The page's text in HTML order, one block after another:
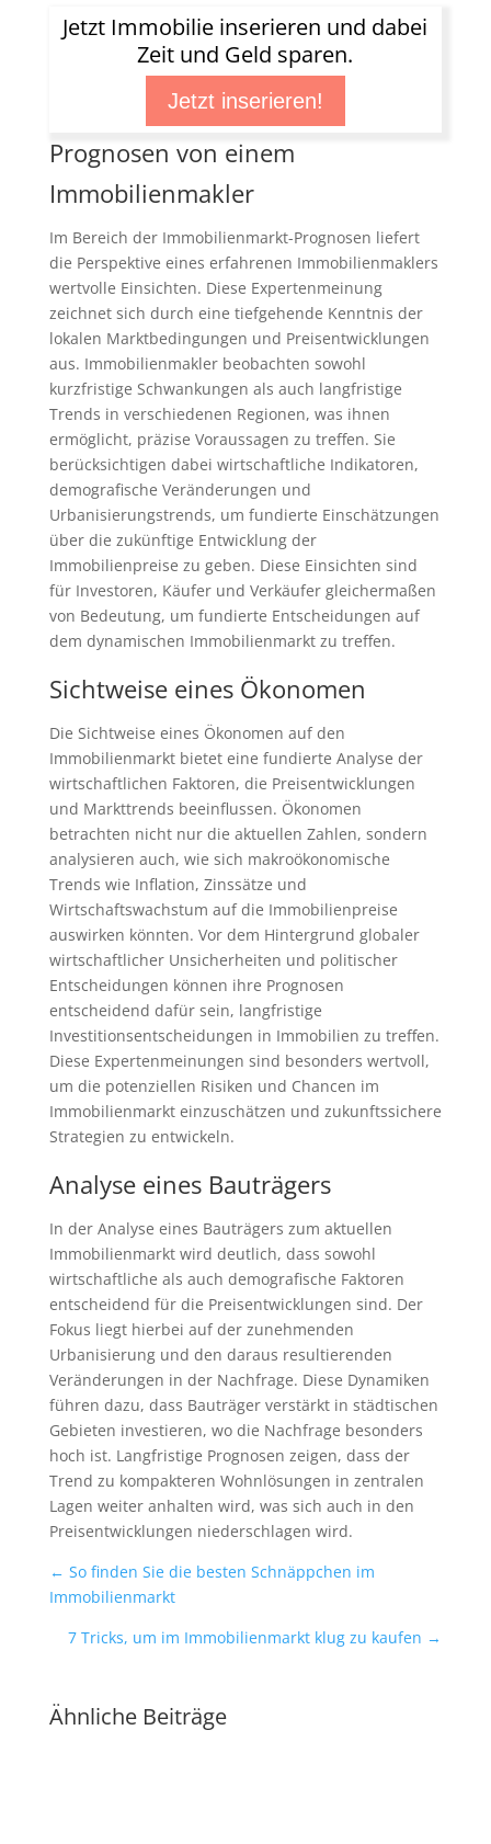
Jetzt Immobilie inserieren und dabei
Zeit und Geld sparen.
Jetzt inserieren!
Prognosen von einem
Immobilienmakler
Im Bereich der Immobilienmarkt-Prognosen liefert
die Perspektive eines erfahrenen Immobilienmaklers
wertvolle Einsichten. Diese Expertenmeinung
zeichnet sich durch eine tiefgehende Kenntnis der
lokalen Marktbedingungen und Preisentwicklungen
aus. Immobilienmakler beobachten sowohl
kurzfristige Schwankungen als auch langfristige
Trends in verschiedenen Regionen, was ihnen
ermöglicht, präzise Voraussagen zu treffen. Sie
berücksichtigen dabei wirtschaftliche Indikatoren,
demografische Veränderungen und
Urbanisierungstrends, um fundierte Einschätzungen
über die zukünftige Entwicklung der
Immobilienpreise zu geben. Diese Einsichten sind
für Investoren, Käufer und Verkäufer gleichermaßen
von Bedeutung, um fundierte Entscheidungen auf
dem dynamischen Immobilienmarkt zu treffen.
Sichtweise eines Ökonomen
Die Sichtweise eines Ökonomen auf den
Immobilienmarkt bietet eine fundierte Analyse der
wirtschaftlichen Faktoren, die Preisentwicklungen
und Markttrends beeinflussen. Ökonomen
betrachten nicht nur die aktuellen Zahlen, sondern
analysieren auch, wie sich makroökonomische
Trends wie Inflation, Zinssätze und
Wirtschaftswachstum auf die Immobilienpreise
auswirken könnten. Vor dem Hintergrund globaler
wirtschaftlicher Unsicherheiten und politischer
Entscheidungen können ihre Prognosen
entscheidend dafür sein, langfristige
Investitionsentscheidungen in Immobilien zu treffen.
Diese Expertenmeinungen sind besonders wertvoll,
um die potenziellen Risiken und Chancen im
Immobilienmarkt einzuschätzen und zukunftssichere
Strategien zu entwickeln.
Analyse eines Bauträgers
In der Analyse eines Bauträgers zum aktuellen
Immobilienmarkt wird deutlich, dass sowohl
wirtschaftliche als auch demografische Faktoren
entscheidend für die Preisentwicklungen sind. Der
Fokus liegt hierbei auf der zunehmenden
Urbanisierung und den daraus resultierenden
Veränderungen in der Nachfrage. Diese Dynamiken
führen dazu, dass Bauträger verstärkt in städtischen
Gebieten investieren, wo die Nachfrage besonders
hoch ist. Langfristige Prognosen zeigen, dass der
Trend zu kompakteren Wohnlösungen in zentralen
Lagen weiter anhalten wird, was sich auch in den
Preisentwicklungen niederschlagen wird.
← So finden Sie die besten Schnäppchen im
Immobilienmarkt
7 Tricks, um im Immobilienmarkt klug zu kaufen →
Ähnliche Beiträge